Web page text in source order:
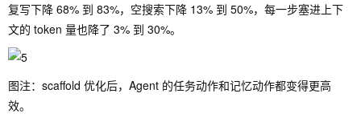
复写下降 68% 到 83%，空搜索下降 13% 到 50%，每一步塞进上下
文的 token 量也降了 3% 到 30%。
图注：scaffold 优化后，Agent 的任务动作和记忆动作都变得更高
效。